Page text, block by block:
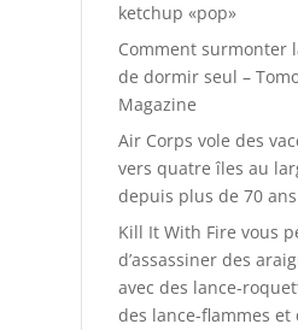
ketchup «pop»
Comment surmonter
de dormir seul –
Magazine
Air Corps vole des
vers quatre îles au
depuis plus de 70 ans
Kill It With Fire vous
d’assassiner des
avec des lance-
des lance-flammes et